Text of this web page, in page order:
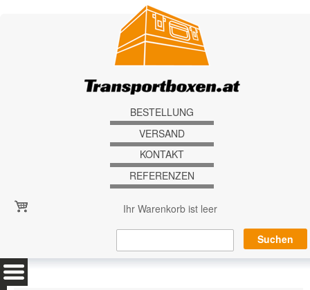
BESTELLUNG
VERSAND
KONTAKT
REFERENZEN
Ihr Warenkorb ist leer